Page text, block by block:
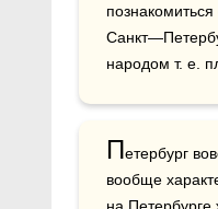
народом т. е.
Петербург
вообще